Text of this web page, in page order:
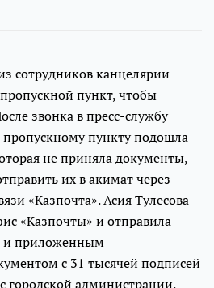
сотрудников канцелярии
пункт, чтобы
звонка в пресс-службу
пропускному пункту подошла
не приняла документы,
их в акимат через
«Казпочта». Асия Тулесова
«Казпочты» и отправила
и приложенным
с 31 тысячей подписей
городской администрации.